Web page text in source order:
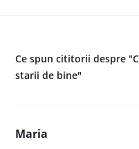
Ce spun cititorii despre
starii de bine"
Maria